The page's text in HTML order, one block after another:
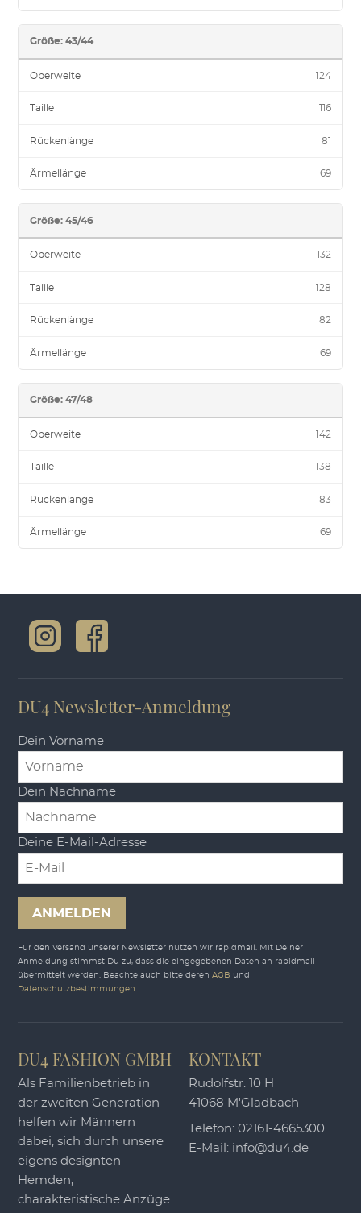
Größe: 43/44
Oberweite 124
Taille 116
Rückenlänge 81
Ärmellänge 69
Größe: 45/46
Oberweite 132
Taille 128
Rückenlänge 82
Ärmellänge 69
Größe: 47/48
Oberweite 142
Taille 138
Rückenlänge 83
Ärmellänge 69
DU4 Newsletter-Anmeldung
Dein Vorname
Dein Nachname
Deine E-Mail-Adresse
ANMELDEN
Für den Versand unserer Newsletter nutzen wir rapidmail. Mit Deiner
Anmeldung stimmst Du zu, dass die eingegebenen Daten an rapidmail
übermittelt werden. Beachte auch bitte derenAGB und
Datenschutzbestimmungen.
DU4 FASHION GMBH
Als Familienbetrieb in
der zweiten Generation
helfen wir Männern
dabei, sich durch unsere
eigens designten
Hemden,
charakteristische Anzüge
KONTAKT
Rudolfstr. 10 H
41068 M'Gladbach
Telefon:02161-4665300
E-Mail: info@du4.de